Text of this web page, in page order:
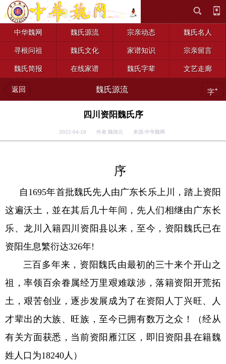
中华魏网 魏氏源流 宗亲动态 魏氏名人
寻根问祖 魏氏文化 家谱知识 宗亲留言
魏氏简报 在线家谱 魏氏字辈 文艺走廊
返回 魏氏源流 字+
四川资阳魏氏序
2022-04-18 作者:魏德元 来源:中华魏网
序
自 1695年首批魏氏先人由广东长乐上川，踏上资阳
这遍沃土，並在其后几十年间，先人们相继由广东长
乐、龙川入籍四川资阳县以来，至今，资阳魏氏已在
资阳生息繁衍达326年!
三百多年来，资阳魏氏由最初的三十来个开山之
祖，率领百余眷属经万里艰难跋涉，落籍资阳开荒拓
土，艰苦创业，逐步发展成为了在资阳人丁兴旺、人
才辈出的大族、旺族，至今已拥有数万之众！（经从
有关方面获悉，当前资阳雁江区，即旧资阳县在籍魏
姓人口为18240人）